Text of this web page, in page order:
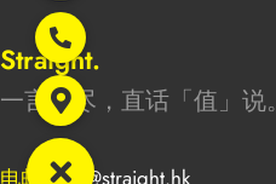
Straight.
一言能尽，直话「值」说。
电邮 info@straight.hk